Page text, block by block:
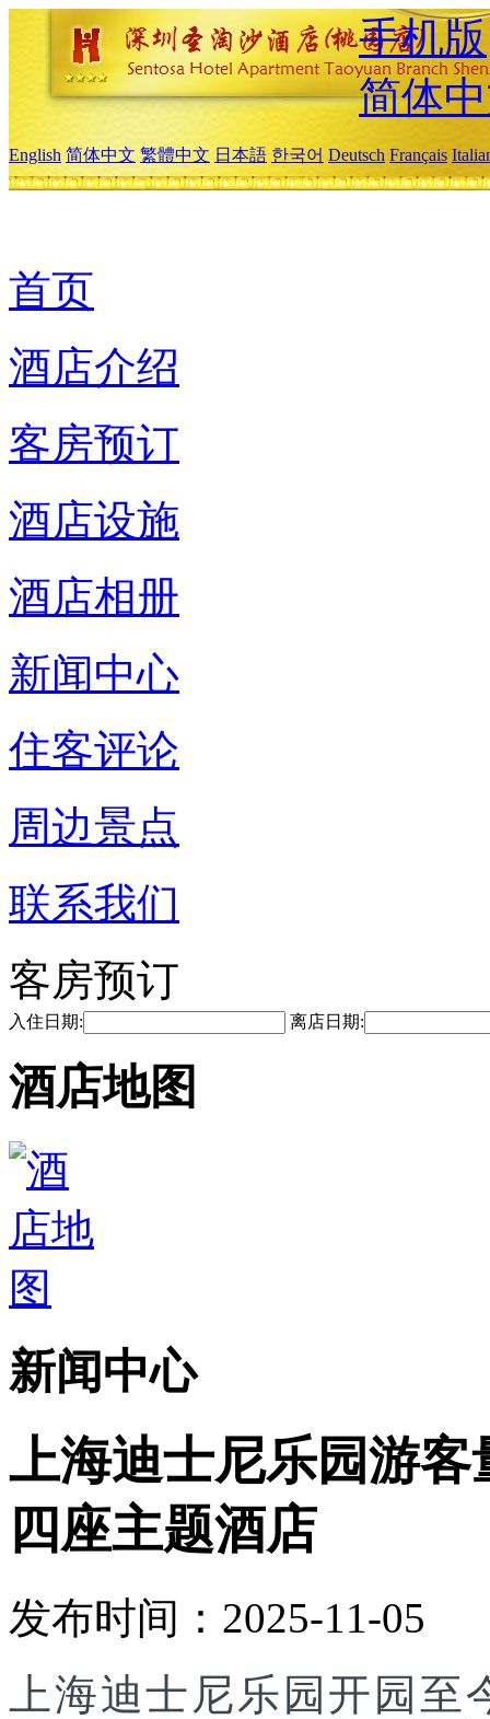
手机版
简体
English 简体中文 繁體中文 日本語 한국어 Deutsch Français
首页
酒店介绍
客房预订
酒店设施
酒店相册
新闻中心
住客评论
周边景点
联系我们
客房预订
入住日期: 离店日期:
酒店地图
新闻中心
上海迪士尼乐园游
四座主题酒店
发布时间：2025-11-05
上海迪士尼乐园开园